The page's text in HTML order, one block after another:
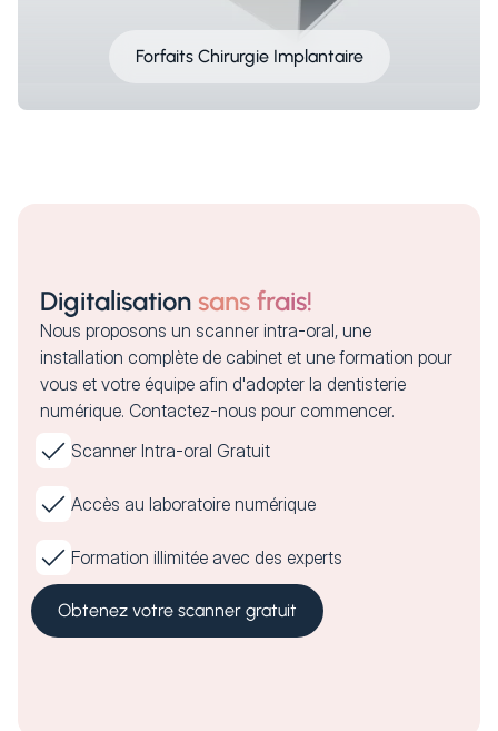
Forfaits Chirurgie Implantaire
Digitalisation sans frais!
Nous proposons un scanner intra-oral, une
installation complète de cabinet et une formation pour
vous et votre équipe afin d'adopter la dentisterie
numérique. Contactez-nous pour commencer.
Scanner Intra-oral Gratuit
Accès au laboratoire numérique
Formation illimitée avec des experts
Obtenez votre scanner gratuit